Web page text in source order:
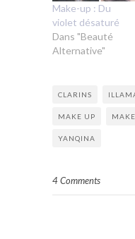
Make-up : Du
violet désaturé
Dans "Beauté
Alternative"
CLARINS
MAKE UP
YANQINA
4 Comments